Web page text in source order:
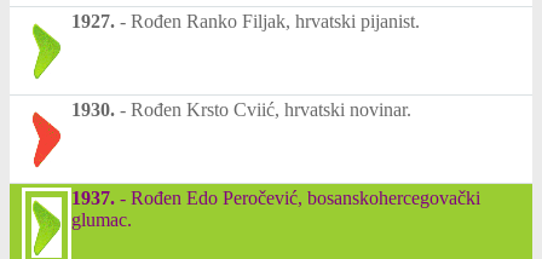
1927. - Rođen Ranko Filjak, hrvatski pijanist.
1930. - Rođen Krsto Cviić, hrvatski novinar.
1937. - Rođen Edo Peročević, bosanskohercegovački
glumac.